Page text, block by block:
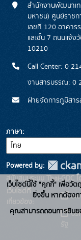
สำนักงานพัฒนาเท
มหาชน) ศูนย์ราช
เลขที่ 120 อาคาร
และชั้น 7 ถนนแจ้
10210
Call Center: 0
งานสารบรรณ: 0
ฝ่ายจัดการภูมิสา
ภาษา
Powered by:
สนับสนุนระบบ Thai-GDC
เว็บไซต์ที่
เกี่ยวข้อง:
ระ
บริ
เว็บไซต์นี้ใช้ "คุกกี้" เพื่อวั
ยิ่งขึ้น หากต้องก
คุณสามารถถอนการยิน